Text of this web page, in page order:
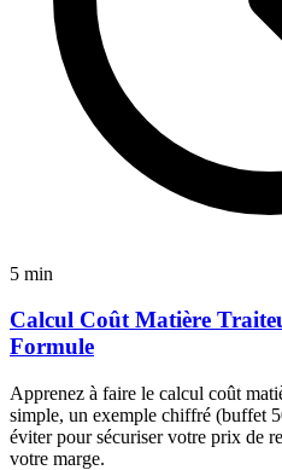
5 min
Calcul Coût Matière
Formule
Apprenez à faire le calcul coût
simple, un exemple chiffré (buffet
éviter pour sécuriser votre prix de
votre marge.